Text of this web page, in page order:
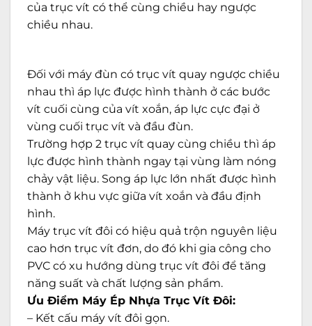
của trục vít có thể cùng chiều hay ngược
chiều nhau.
Đối với máy đùn có trục vít quay ngược chiều
nhau thì áp lực được hình thành ở các bước
vít cuối cùng của vít xoắn, áp lực cực đại ở
vùng cuối trục vít và đầu đùn.
Trường hợp 2 trục vít quay cùng chiều thì áp
lực được hình thành ngay tại vùng làm nóng
chảy vật liệu. Song áp lực lớn nhất được hình
thành ở khu vực giữa vít xoắn và đầu định
hình.
Máy trục vít đôi có hiệu quả trộn nguyên liệu
cao hơn trục vít đơn, do đó khi gia công cho
PVC có xu hướng dùng trục vít đôi để tăng
năng suất và chất lượng sản phẩm.
Ưu Điểm Máy Ép Nhựa Trục Vít Đôi:
– Kết cấu máy vít đôi gọn.